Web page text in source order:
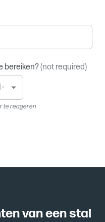
bereiken?(not required)
te reageren
van een stal